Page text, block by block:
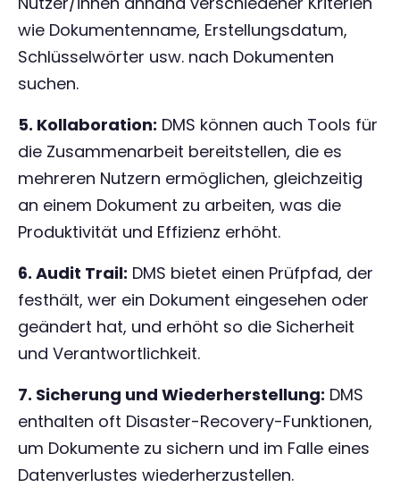
wie Dokumentenname, Erstellungsdatum,
Schlüsselwörter usw. nach Dokumenten
suchen.
5. Kollaboration: DMS können auch Tools für
die Zusammenarbeit bereitstellen, die es
mehreren Nutzern ermöglichen, gleichzeitig
an einem Dokument zu arbeiten, was die
Produktivität und Effizienz erhöht.
6. Audit Trail: DMS bietet einen Prüfpfad, der
festhält, wer ein Dokument eingesehen oder
geändert hat, und erhöht so die Sicherheit
und Verantwortlichkeit.
7. Sicherung und Wiederherstellung: DMS
enthalten oft Disaster-Recovery-Funktionen,
um Dokumente zu sichern und im Falle eines
Datenverlustes wiederherzustellen.